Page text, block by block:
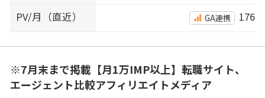
PV/月（直近） GA連携 176
※7月末まで掲載【月1万IMP以上】転職サイト、
エージェント比較アフィリエイトメディア